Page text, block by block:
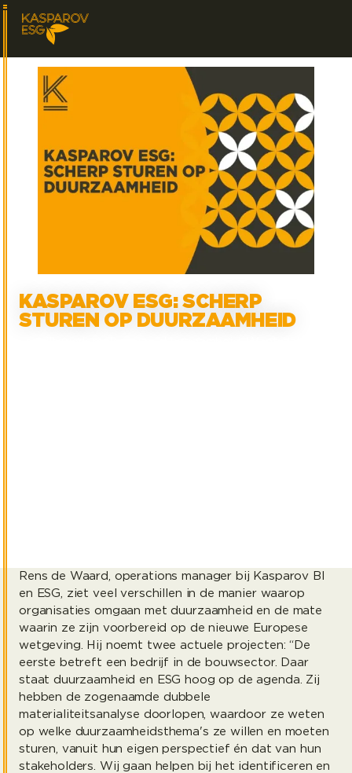
KASPAROV ESG: SCHERP
STUREN OP DUURZAAMHEID
Rens de Waard, operations manager bij Kasparov BI
en ESG, ziet veel verschillen in de manier waarop
organisaties omgaan met duurzaamheid en de mate
waarin ze zijn voorbereid op de nieuwe Europese
wetgeving. Hij noemt twee actuele projecten: “De
eerste betreft een bedrijf in de bouwsector. Daar
staat duurzaamheid en ESG hoog op de agenda. Zij
hebben de zogenaamde dubbele
materialiteitsanalyse doorlopen, waardoor ze weten
op welke duurzaamheidsthema's ze willen en moeten
sturen, vanuit hun eigen perspectief én dat van hun
stakeholders. Wij gaan helpen bij het identificeren en